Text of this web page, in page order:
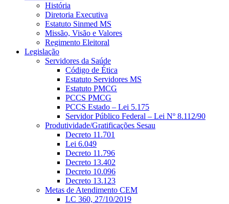
História
Diretoria Executiva
Estatuto Sinmed MS
Missão, Visão e Valores
Regimento Eleitoral
Legislação
Servidores da Saúde
Código de Ética
Estatuto Servidores MS
Estatuto PMCG
PCCS PMCG
PCCS Estado – Lei 5.175
Servidor Público Federal – Lei Nº 8.112/90
Produtividade/Gratificações Sesau
Decreto 11.701
Lei 6.049
Decreto 11.796
Decreto 13.402
Decreto 10.096
Decreto 13.123
Metas de Atendimento CEM
LC 360, 27/10/2019